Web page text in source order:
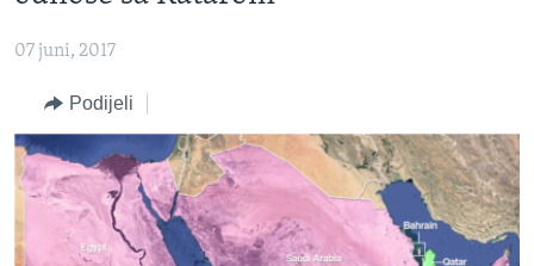
Idi
pretragu
SJEDINJENE AMERIČKE DRŽAVE
BOSNA I HERCEGOVINA
SVIJET
NAUKA I TEHNOLOGIJA
SPECIJALNI PROJEKTI
KORUPCIJA
SLOBODA MEDIJA
ŽENSKA STRANA
07 juni, 2017
Podijeli